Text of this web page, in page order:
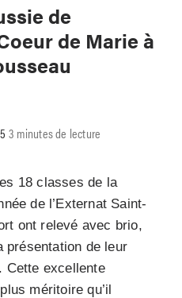
de
de Marie à
3 minutes de lecture
18 classes de la
de l’Externat Saint-
ont relevé avec brio,
présentation de leur
Cette excellente
méritoire qu’il